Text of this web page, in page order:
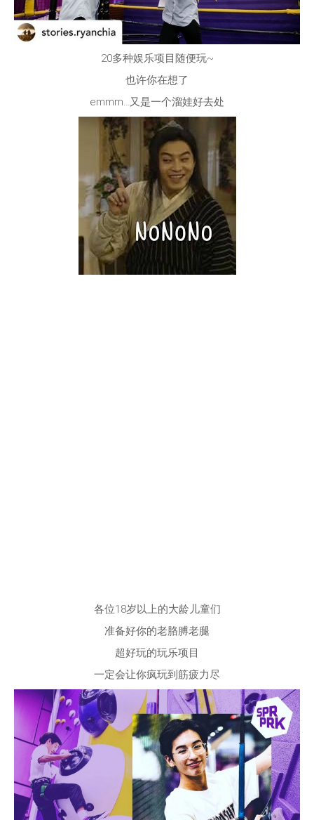
20多种娱乐项目随便玩~
也许你在想了
emmm…又是一个溜娃好去处
各位18岁以上的大龄儿童们
准备好你的老胳膊老腿
超好玩的玩乐项目
一定会让你疯玩到筋疲力尽